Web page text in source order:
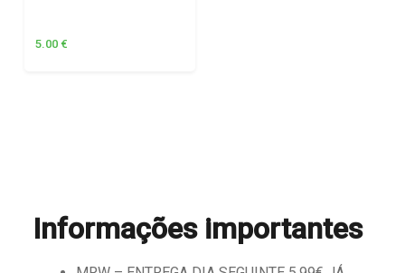
5.00 €
Informações importantes